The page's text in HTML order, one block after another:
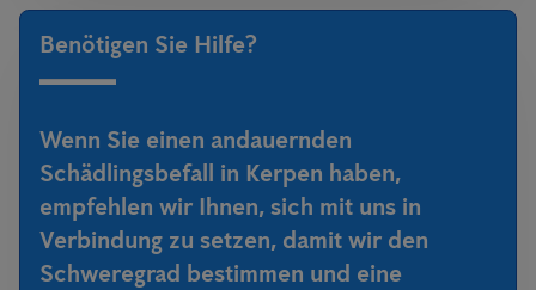
Benötigen Sie Hilfe?
Wenn Sie einen andauernden
Schädlingsbefall in Kerpen haben,
empfehlen wir Ihnen, sich mit uns in
Verbindung zu setzen, damit wir den
Schweregrad bestimmen und eine